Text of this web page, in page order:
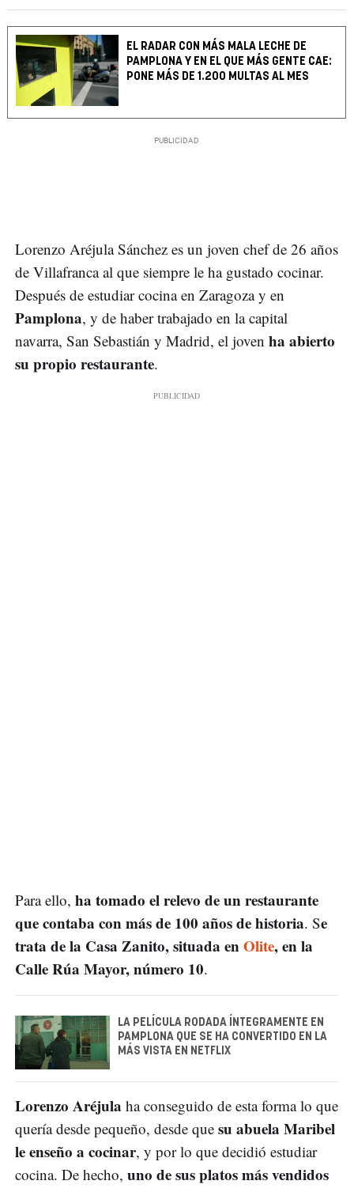
EL RADAR CON MÁS MALA LECHE DE
PAMPLONA Y EN EL QUE MÁS GENTE CAE:
PONE MÁS DE 1.200 MULTAS AL MES
Lorenzo Aréjula Sánchez es un joven chef de 26 años
de Villafranca al que siempre le ha gustado cocinar.
Después de estudiar cocina en Zaragoza y en
Pamplona, y de haber trabajado en la capital
navarra, San Sebastián y Madrid, el joven ha abierto
su propio restaurante.
Para ello, ha tomado el relevo de un restaurante
que contaba con más de 100 años de historia. Se
trata de la Casa Zanito, situada enOlite, en la
Calle Rúa Mayor, número 10.
LA PELÍCULA RODADA ÍNTEGRAMENTE EN
PAMPLONA QUE SE HA CONVERTIDO EN LA
MÁS VISTA EN NETFLIX
Lorenzo Aréjula ha conseguido de esta forma lo que
quería desde pequeño, desde que su abuela Maribel
le enseño a cocinar, y por lo que decidió estudiar
cocina. De hecho, uno de sus platos más vendidos